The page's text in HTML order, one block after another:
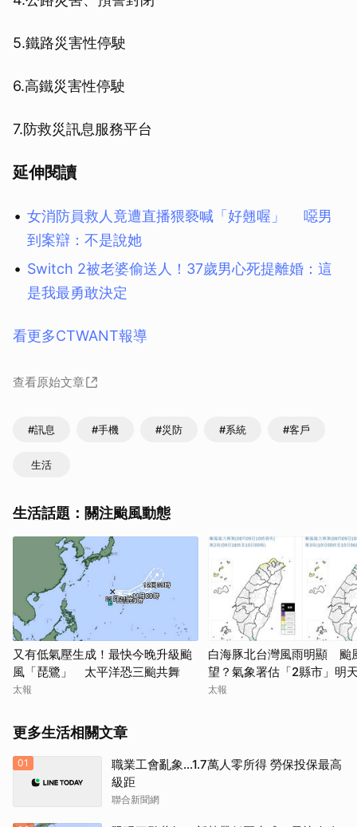
5.鐵路災害性停駛
6.高鐵災害性停駛
7.防救災訊息服務平台
延伸閱讀
女消防員救人竟遭直播猥褻喊「好翹喔」 噁男
到案辯：不是說她
Switch 2被老婆偷送人！37歲男心死提離婚：這
是我最勇敢決定
看更多CTWANT報導
查看原始文章
#訊息 #手機 #災防 #系統 #客戶
生活
生活話題：關注颱風動態
又有低氣壓生成！最快今晚升級颱
風「琵鷺」 太平洋恐三颱共舞
太報
白海豚北台灣風雨明顯 颱
望？氣象署估「2縣市」明
太報
更多生活相關文章
01
職業工會亂象…1.7萬人零所得 勞保投保最高
級距
聯合新聞網